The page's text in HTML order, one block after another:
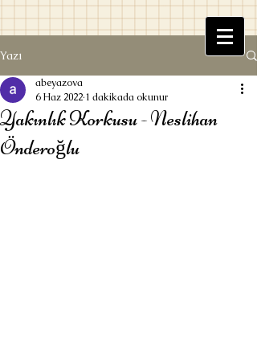
Beyaz Kitaplık
Yazı
Yakınlık Korkusu - Neslihan
Önderoğlu
abeyazova
6 Haz 2022 1 dakikada okunur